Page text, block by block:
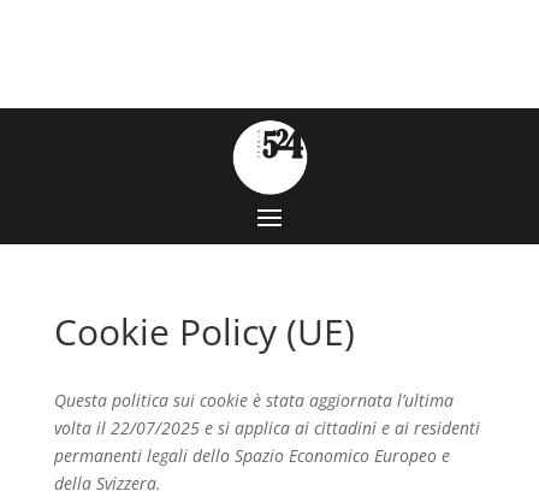
Cookie Policy (UE)
Questa politica sui cookie è stata aggiornata l’ultima
volta il 22/07/2025 e si applica ai cittadini e ai residenti
permanenti legali dello Spazio Economico Europeo e
della Svizzera.